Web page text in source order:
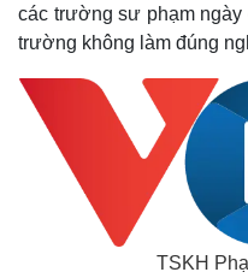
các trường sư phạm ngày
trường không làm đúng
TSKH